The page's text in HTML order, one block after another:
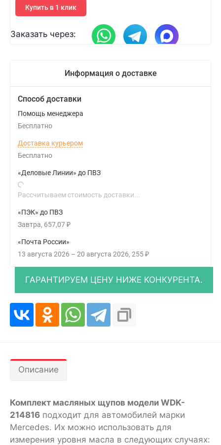
Купить в 1 клик
Заказать через:
Информация о доставке
Способ доставки
Помощь менеджера
Бесплатно
Доставка курьером
Бесплатно
«Деловые Линии» до ПВЗ
Рассчитываем стоимость доставки...
«ПЭК» до ПВЗ
Завтра 657,07₽
«Почта России»
13 августа 2026 – 20 августа 2026 255₽
Описание
Комплект масляных щупов модели WDK-
214816 подходит для автомобилей марки
Mercedes. Их можно использовать для
измерения уровня масла в следующих случаях: